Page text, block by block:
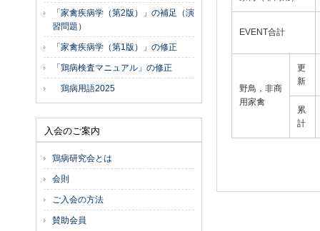
EVENT合計
野鳥，非商
用家禽
更
新
累
計
「家禽疾病学（第2版）」の補足（演
習問題）
「家禽疾病学（第1版）」の修正
「鶏病検査マニュアル」の修正
鶏病用語2025
入会のご案内
鶏病研究会とは
会則
ご入会の方法
賛助会員